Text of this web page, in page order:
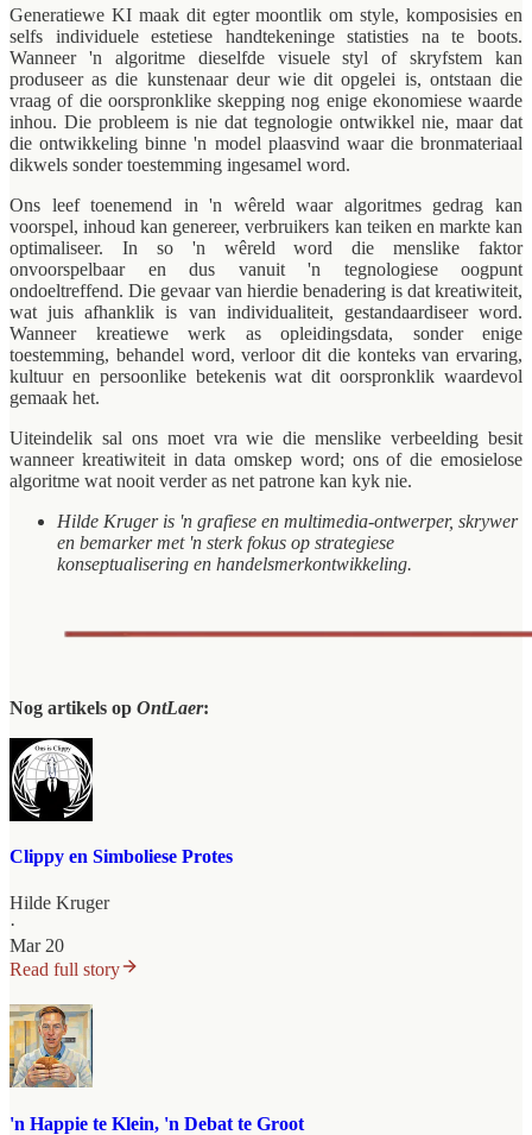
Generatiewe KI maak dit egter moontlik om style, komposisies en
selfs individuele estetiese handtekeninge statisties na te boots.
Wanneer 'n algoritme dieselfde visuele styl of skryfstem kan
produseer as die kunstenaar deur wie dit opgelei is, ontstaan die
vraag of die oorspronklike skepping nog enige ekonomiese waarde
inhou. Die probleem is nie dat tegnologie ontwikkel nie, maar dat
die ontwikkeling binne 'n model plaasvind waar die bronmateriaal
dikwels sonder toestemming ingesamel word.
Ons leef toenemend in 'n wêreld waar algoritmes gedrag kan
voorspel, inhoud kan genereer, verbruikers kan teiken en markte kan
optimaliseer. In so 'n wêreld word die menslike faktor
onvoorspelbaar en dus vanuit 'n tegnologiese oogpunt
ondoeltreffend. Die gevaar van hierdie benadering is dat kreatiwiteit,
wat juis afhanklik is van individualiteit, gestandaardiseer word.
Wanneer kreatiewe werk as opleidingsdata, sonder enige
toestemming, behandel word, verloor dit die konteks van ervaring,
kultuur en persoonlike betekenis wat dit oorspronklik waardevol
gemaak het.
Uiteindelik sal ons moet vra wie die menslike verbeelding besit
wanneer kreatiwiteit in data omskep word; ons of die emosielose
algoritme wat nooit verder as net patrone kan kyk nie.
Hilde Kruger is 'n grafiese en multimedia-ontwerper, skrywer
en bemarker met 'n sterk fokus op strategiese
konseptualisering en handelsmerkontwikkeling.
Nog artikels op OntLaer:
Clippy en Simboliese Protes
Hilde Kruger
·
Mar 20
Read full story
'n Happie te Klein, 'n Debat te Groot